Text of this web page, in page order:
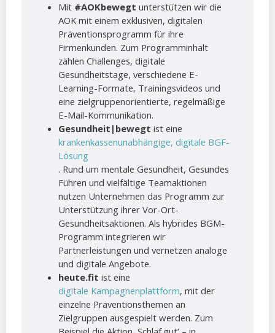
Mit #AOKbewegt unterstützen wir die
AOK mit einem exklusiven, digitalen
Präventionsprogramm für ihre
Firmenkunden. Zum Programminhalt
zählen Challenges, digitale
Gesundheitstage, verschiedene E-
Learning-Formate, Trainingsvideos und
eine zielgruppenorientierte, regelmäßige
E-Mail-Kommunikation.
Gesundheit|bewegt ist eine
krankenkassenunabhängige, digitale BGF-
Lösung
. Rund um mentale Gesundheit, Gesundes
Führen und vielfältige Teamaktionen
nutzen Unternehmen das Programm zur
Unterstützung ihrer Vor-Ort-
Gesundheitsaktionen. Als hybrides BGM-
Programm integrieren wir
Partnerleistungen und vernetzen analoge
und digitale Angebote.
heute.fit ist eine
digitale Kampagnenplattform, mit der
einzelne Präventionsthemen an
Zielgruppen ausgespielt werden. Zum